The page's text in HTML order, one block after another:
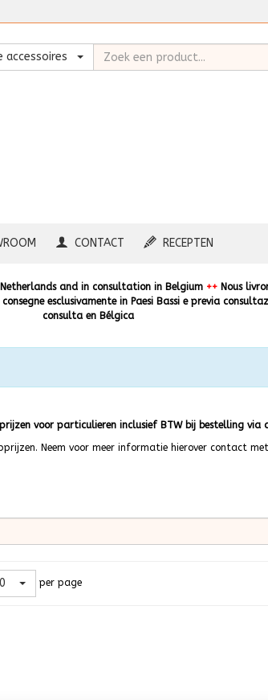
accessoires Zoeken
CONTACT RECEPTEN
and in consultation in Belgium ++ Nous
esclusivamente in Paesi Bassi e previa
consulta en Bélgica
voor particulieren inclusief BTW bij bestelling via
Neem voor meer informatie hierover contact
per page